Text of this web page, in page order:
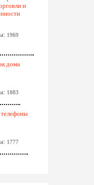
и
1969
дома
1883
1777